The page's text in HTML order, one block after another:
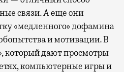
связи. А еще они
«медленного» дофамина
и мотивации. В
который дают просмотры
компьютерные игры и